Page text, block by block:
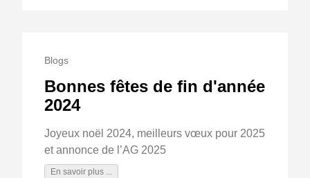
Blogs
Bonnes fêtes de fin d'année
2024
Joyeux noël 2024, meilleurs vœux pour 2025
et annonce de l’AG 2025
En savoir plus ...